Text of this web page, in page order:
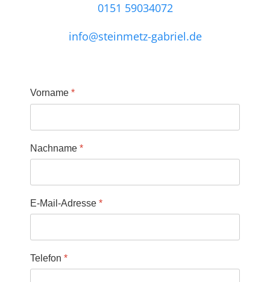
0151 59034072
info@steinmetz-gabriel.de
Vorname *
Nachname *
E-Mail-Adresse *
Telefon *